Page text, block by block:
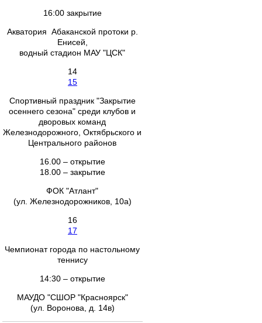
16:00 закрытие
Акватория Абаканской протоки р.
Енисей,
водный стадион МАУ "ЦСК"
14
15
Спортивный праздник "Закрытие
осеннего сезона" среди клубов и
дворовых команд
Железнодорожного, Октябрьского и
Центрального районов
16.00 – открытие
18.00 – закрытие
ФОК "Атлант"
(ул. Железнодорожников, 10а)
16
17
Чемпионат города по настольному
теннису
14:30 – открытие
МАУДО "СШОР "Красноярск"
(ул. Воронова, д. 14в)